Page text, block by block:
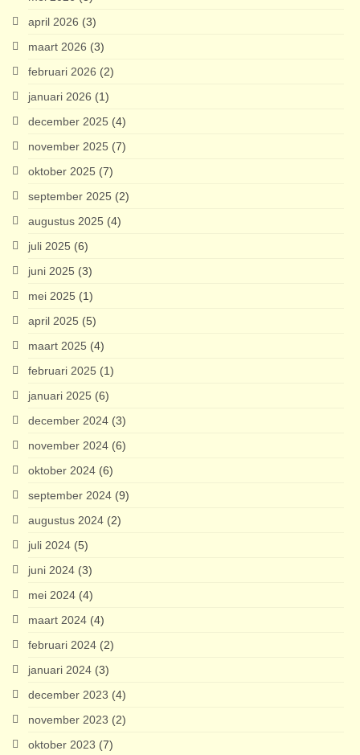
april 2026 (3)
maart 2026 (3)
februari 2026 (2)
januari 2026 (1)
december 2025 (4)
november 2025 (7)
oktober 2025 (7)
september 2025 (2)
augustus 2025 (4)
juli 2025 (6)
juni 2025 (3)
mei 2025 (1)
april 2025 (5)
maart 2025 (4)
februari 2025 (1)
januari 2025 (6)
december 2024 (3)
november 2024 (6)
oktober 2024 (6)
september 2024 (9)
augustus 2024 (2)
juli 2024 (5)
juni 2024 (3)
mei 2024 (4)
maart 2024 (4)
februari 2024 (2)
januari 2024 (3)
december 2023 (4)
november 2023 (2)
oktober 2023 (7)